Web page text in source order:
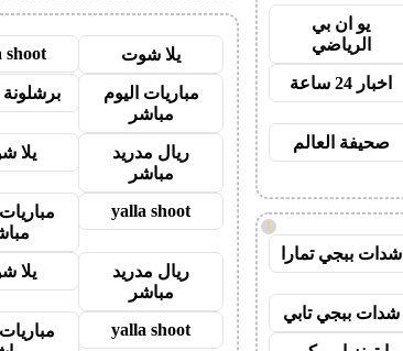
يو ان بي
الرياضي
اخبار 24 ساعة
صحيفة العالم
!
شدات ببجي تمارا
شدات ببجي تابي
يلا شوت shoot
مباريات اليوم
مباشر
ريال مدريد
مباشر
يلا
yalla shoot
ريال مدريد
مباشر
يلا
yalla shoot